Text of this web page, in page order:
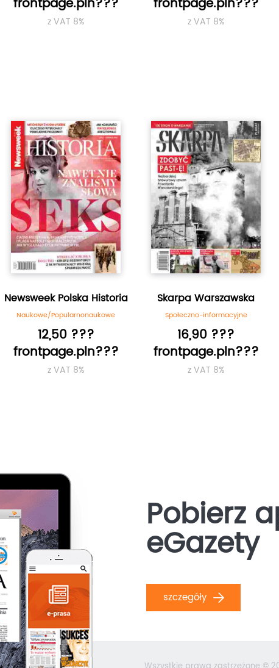
frontpage.pln???
z VAT 8%
frontpage.pln???
z VAT 8%
Newsweek Polska Historia
Naukowe/Popularnonaukowe
12,50 ???
frontpage.pln???
z VAT 8%
Skarpa Warszawska
Społeczno-informacyjne
16,90 ???
frontpage.pln???
z VAT 8%
Pobierz
eGazety
szczegóły